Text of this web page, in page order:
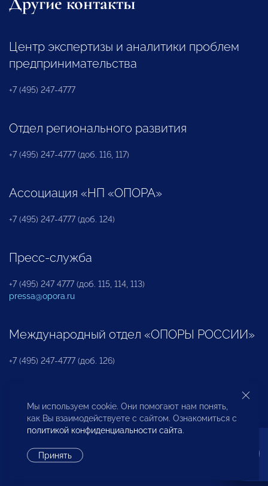
Центр экспертизы и аналитики проблем
предпринимательства
+7 (495) 247-4777
Отдел регионального развития
+7 (495) 247-4777 (доб. 116, 117)
Ассоциация «НП «ОПОРА»
+7 (495) 247-4777 (доб. 124)
Пресс-служба
+7 (495) 247 4777 (доб. 115, 114, 113)
pressa@opora.ru
Международный отдел «ОПОРЫ РОССИИ»
+7 (495) 247-4777 (доб. 126)
Бюро по защите прав предпринимателей и
инвесторов
Мы используем cookie. Они помогают нам понять,
как Вы взаимодействуете с сайтом. Ознакомиться с
политикой конфиденциальности сайта.
Принять